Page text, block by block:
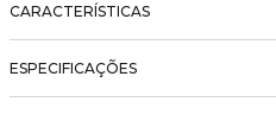
CARACTERÍSTICAS
ESPECIFICAÇÕES